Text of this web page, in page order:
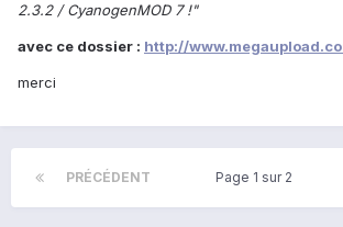
2.3.2 / CyanogenMOD 7 !"
avec ce dossier : http://
merci
PRÉCÉDENT Page 1 sur 2